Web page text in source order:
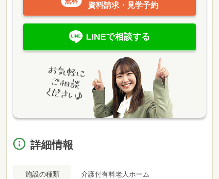
資料請求・見学予約
LINEで相談する
詳細情報
施設の種類 介護付有料老人ホーム